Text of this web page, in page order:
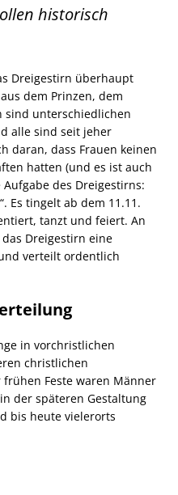
historisch
Dreigestirn überhaupt
dem Prinzen, dem
sind unterschiedlichen
alle sind seit jeher
daran, dass Frauen keinen
hatten (und es ist auch
des Dreigestirns:
Es tingelt ab dem 11.11.
tanzt und feiert. An
Dreigestirn eine
verteilt ordentlich
in vorchristlichen
christlichen
Feste waren Männer
der späteren Gestaltung
bis heute vielerorts